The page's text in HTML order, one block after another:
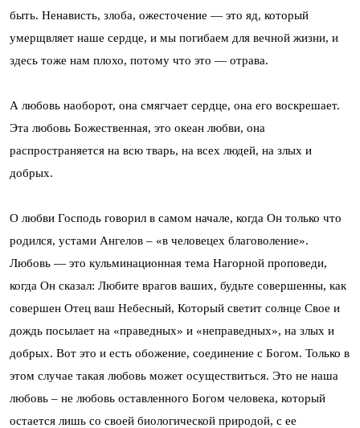
быть. Ненависть, злоба, ожесточение — это яд, который
умерщвляет наше сердце, и мы погибаем для вечной жизни, и
здесь тоже нам плохо, потому что это — отрава.
А любовь наоборот, она смягчает сердце, она его воскрешает.
Эта любовь Божественная, это океан любви, она
распространяется на всю тварь, на всех людей, на злых и
добрых.
О любви Господь говорил в самом начале, когда Он только что
родился, устами Ангелов – «в человецех благоволение».
Любовь — это кульминационная тема Нагорной проповеди,
когда Он сказал: Любите врагов ваших, будьте совершенны, как
совершен Отец ваш Небесный, Который светит солнце Свое и
дождь посылает на «праведных» и «неправедных», на злых и
добрых. Вот это и есть обожение, соединение с Богом. Только в
этом случае такая любовь может осуществиться. Это не наша
любовь – не любовь оставленного Богом человека, который
остается лишь со своей биологической природой, с ее